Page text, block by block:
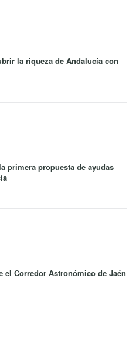
la riqueza de Andalucía con
primera propuesta de ayudas
el Corredor Astronómico de Jaén